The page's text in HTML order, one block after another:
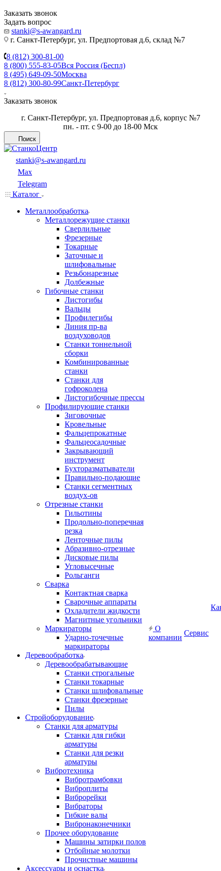
Заказать звонок
Задать вопрос
stanki@s-awangard.ru
г. Санкт-Петербург, ул. Предпортовая д.6, склад №7
8 (812) 300-81-00
8 (800) 555-83-05Вся Россия (Беспл)
8 (495) 649-09-50Москва
8 (812) 300-80-99Санкт-Петербург
Заказать звонок
г. Санкт-Петербург, ул. Предпортовая д.6, корпус №7
пн. - пт. с 9-00 до 18-00 Мск
Поиск
stanki@s-awangard.ru
Max
Telegram
Каталог
Металлообработка
Металлорежущие станки
Сверлильные
Фрезерные
Токарные
Заточные и
шлифовальные
Резьбонарезные
Долбежные
Гибочные станки
Листогибы
Вальцы
Профилегибы
Линия пр-ва
воздуховодов
Станки тоннельной
сборки
Комбинированные
станки
Станки для
гофроколена
Листогибочные прессы
Профилирующие станки
Зиговочные
Кровельные
Фальцепрокатные
Фальцеосадочные
Закрывающий
инструмент
Бухторазматыватели
Правильно-подающие
Станки сегментных
воздух-ов
Отрезные станки
Гильотины
Продольно-поперечная
резка
Ленточные пилы
Абразивно-отрезные
Дисковые пилы
Угловысечные
Рольганги
Сварка
Контактная сварка
Сварочные аппараты
Охладители жидкости
Магнитные угольники
Маркираторы
Ударно-точечные
маркираторы
Деревообработка
Деревообрабатывающие
Станки строгальные
Станки токарные
Станки шлифовальные
Станки фрезерные
Пилы
Стройоборудование
Станки для арматуры
Станки для гибки
арматуры
Станки для резки
арматуры
Вибротехника
Вибротрамбовки
Виброплиты
Виброрейки
Вибраторы
Гибкие валы
Вибронаконечники
Прочее оборудование
Машины затирки полов
Отбойные молотки
Прочистные машины
Аксeccyapы и оснастка
О
компании
Сервис